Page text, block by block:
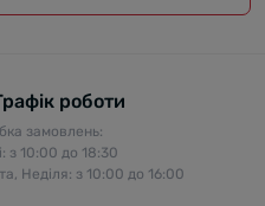
роботи
замовлень:
з 10:00 до 18:30
Неділя: з 10:00 до 16:00